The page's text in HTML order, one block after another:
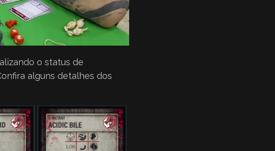
o status de
alguns detalhes dos